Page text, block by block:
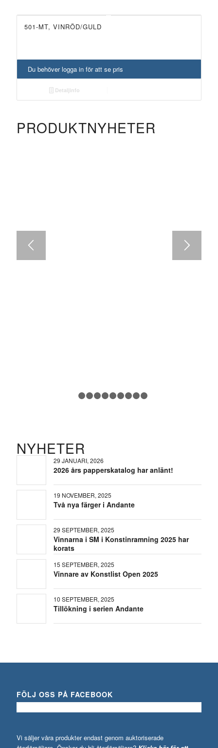
501-MT, VINRÖD/GULD
Du behöver logga in för att se pris
Detaljinfo
PRODUKTNYHETER
1 2 3 4
NYHETER
29 JANUARI, 2026
2026 års papperskatalog har anlänt!
19 NOVEMBER, 2025
Två nya färger i Andante
29 SEPTEMBER, 2025
Vinnarna i SM i Konstinramning 2025 har
korats
15 SEPTEMBER, 2025
Vinnare av Konstlist Open 2025
10 SEPTEMBER, 2025
Tillökning i serien Andante
FÖLJ OSS PÅ FACEBOOK
Vi säljer våra produkter endast genom auktoriserade